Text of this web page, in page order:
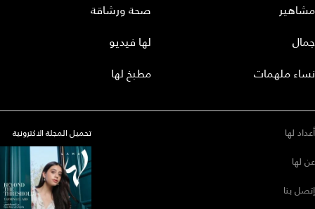
مشاهير
جمال
نساء ملهمات
صحة ورشاقة
لها فيديو
مطبخ لها
أعداد لها
عن لها
إتصل بنا
تحميل المجلة الاكترونية